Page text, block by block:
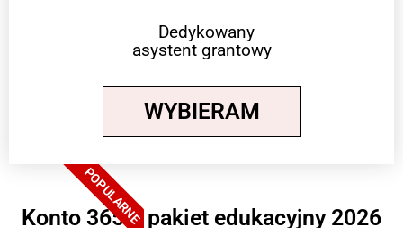
Dedykowany
asystent grantowy
WYBIERAM
POPULARNE
Konto 365 + pakiet edukacyjny 2026